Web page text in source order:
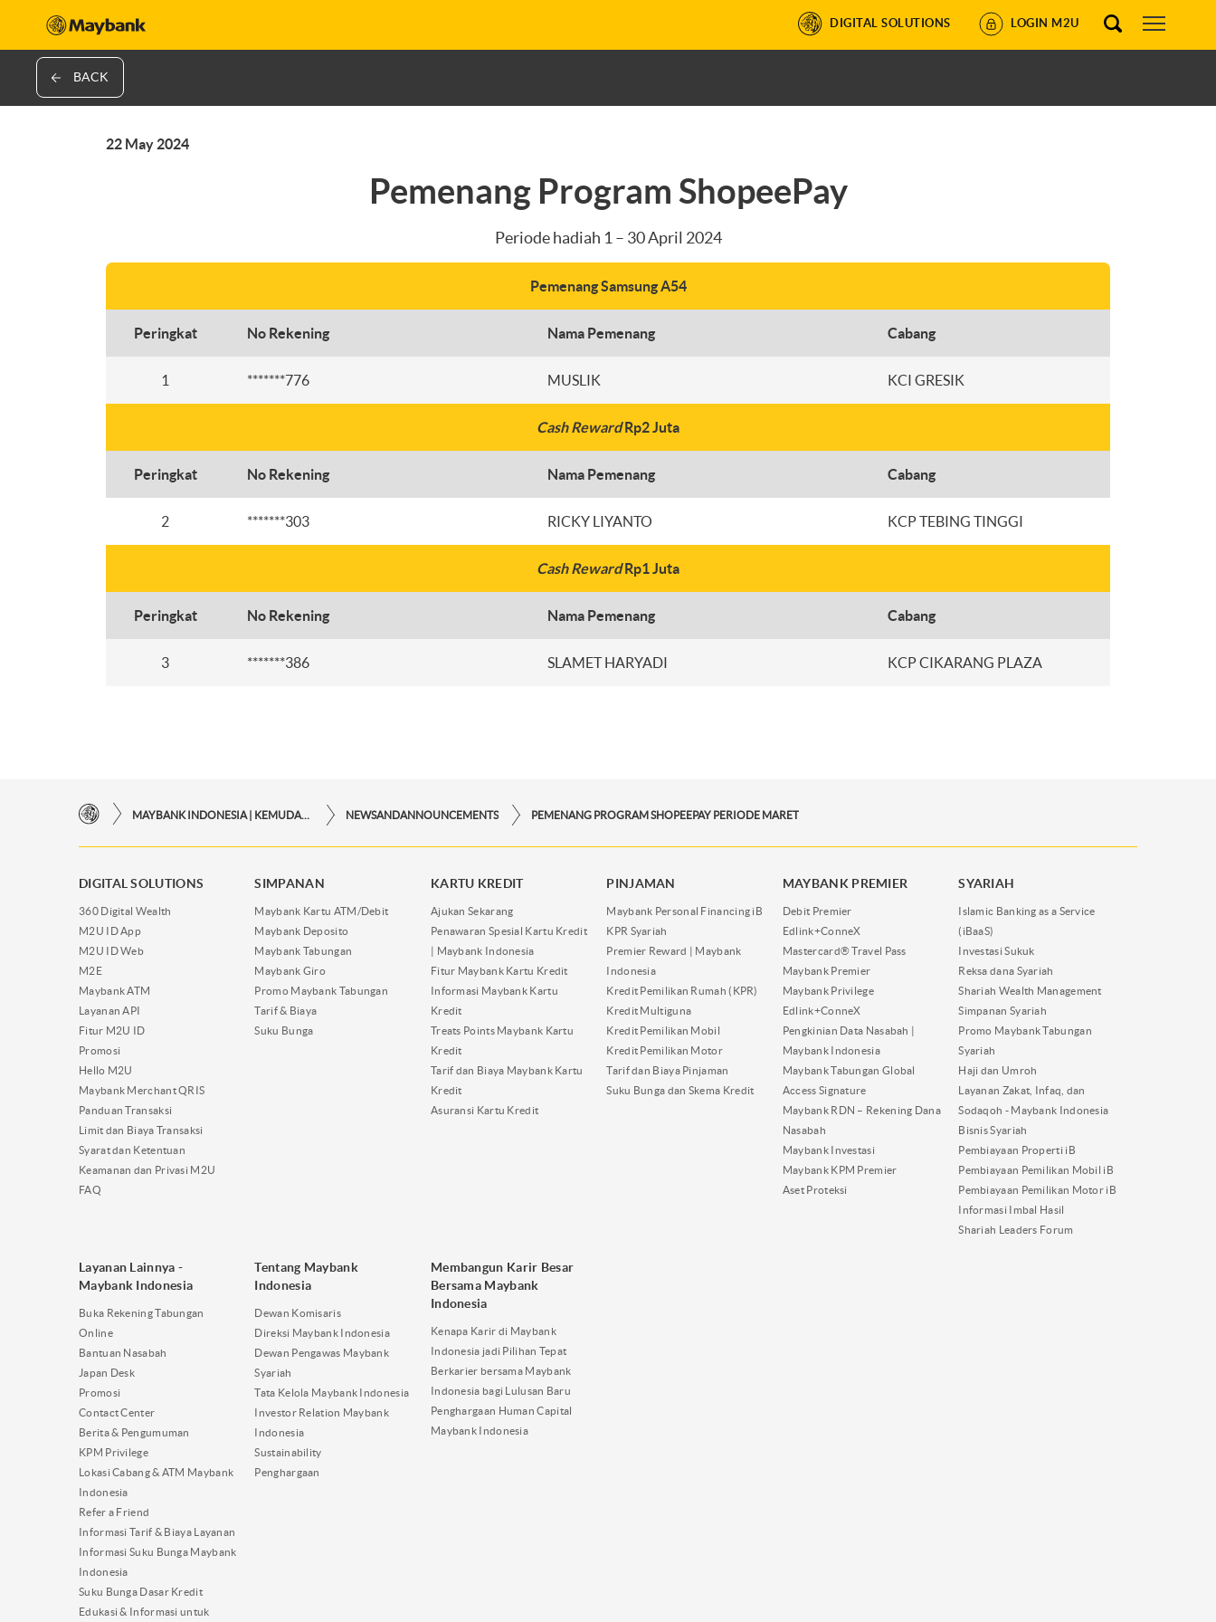
DIGITAL SOLUTIONS LOGIN M2U
BACK
22 May 2024
Pemenang Program ShopeePay
Periode hadiah 1 – 30 April 2024
Pemenang Samsung A54
Peringkat No Rekening Nama Pemenang Cabang
1 *******776 MUSLIK KCI GRESIK
Cash RewardRp2 Juta
Peringkat No Rekening Nama Pemenang Cabang
2 *******303 RICKY LIYANTO KCP TEBING TINGGI
Cash RewardRp1 Juta
Peringkat No Rekening Nama Pemenang Cabang
3 *******386 SLAMET HARYADI KCP CIKARANG PLAZA
NEWSANDANNOUNCEMENTS PEMENANG PROGRAM SHOPEEPAY PERIODE MARET
DIGITAL SOLUTIONS
360 Digital Wealth
M2U ID App
M2U ID Web
M2E
Maybank ATM
Layanan API
Fitur M2U ID
Promosi
Hello M2U
Maybank Merchant QRIS
Panduan Transaksi
Limit dan Biaya Transaksi
Syarat dan Ketentuan
Keamanan dan Privasi M2U
FAQ
SIMPANAN
Maybank Kartu ATM/Debit
Maybank Deposito
Maybank Tabungan
Maybank Giro
Promo Maybank Tabungan
Tarif & Biaya
Suku Bunga
KARTU KREDIT
Ajukan Sekarang
Penawaran Spesial Kartu Kredit
| Maybank Indonesia
Fitur Maybank Kartu Kredit
Informasi Maybank Kartu
Kredit
Treats Points Maybank Kartu
Kredit
Tarif dan Biaya Maybank Kartu
Kredit
Asuransi Kartu Kredit
PINJAMAN
Maybank Personal Financing iB
KPR Syariah
Premier Reward | Maybank
Indonesia
Kredit Pemilikan Rumah (KPR)
Kredit Multiguna
Kredit Pemilikan Mobil
Kredit Pemilikan Motor
Tarif dan Biaya Pinjaman
Suku Bunga dan Skema Kredit
MAYBANK PREMIER
Debit Premier
Edlink+ConneX
Mastercard® Travel Pass
Maybank Premier
Maybank Privilege
Edlink+ConneX
Pengkinian Data Nasabah |
Maybank Indonesia
Maybank Tabungan Global
Access Signature
Maybank RDN – Rekening Dana
Nasabah
Maybank Investasi
Maybank KPM Premier
Aset Proteksi
SYARIAH
Islamic Banking as a Service
(iBaaS)
Investasi Sukuk
Reksa dana Syariah
Shariah Wealth Management
Simpanan Syariah
Promo Maybank Tabungan
Syariah
Haji dan Umroh
Layanan Zakat, Infaq, dan
Sodaqoh - Maybank Indonesia
Bisnis Syariah
Pembiayaan Properti iB
Pembiayaan Pemilikan Mobil iB
Pembiayaan Pemilikan Motor iB
Informasi Imbal Hasil
Shariah Leaders Forum
Layanan Lainnya -
Maybank Indonesia
Buka Rekening Tabungan
Online
Bantuan Nasabah
Japan Desk
Promosi
Contact Center
Berita & Pengumuman
KPM Privilege
Lokasi Cabang & ATM Maybank
Indonesia
Refer a Friend
Informasi Tarif & Biaya Layanan
Informasi Suku Bunga Maybank
Indonesia
Suku Bunga Dasar Kredit
Edukasi & Informasi untuk
Tentang Maybank
Indonesia
Dewan Komisaris
Direksi Maybank Indonesia
Dewan Pengawas Maybank
Syariah
Tata Kelola Maybank Indonesia
Investor Relation Maybank
Indonesia
Sustainability
Penghargaan
Membangun Karir Besar
Bersama Maybank
Indonesia
Kenapa Karir di Maybank
Indonesia jadi Pilihan Tepat
Berkarier bersama Maybank
Indonesia bagi Lulusan Baru
Penghargaan Human Capital
Maybank Indonesia